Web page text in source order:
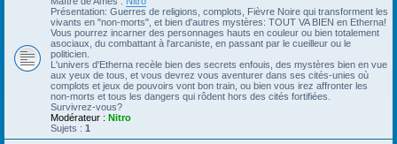
Présentation: Guerres de religions, complots, Fièvre Noire qui transforment les
vivants en "non-morts", et bien d'autres mystères: TOUT VA BIEN en Etherna!
Vous pourrez incarner des personnages hauts en couleur ou bien totalement
asociaux, du combattant à l'arcaniste, en passant par le cueilleur ou le
politicien.
L'univers d'Etherna recèle bien des secrets enfouis, des mystères bien en vue
aux yeux de tous, et vous devrez vous aventurer dans ses cités-unies où
complots et jeux de pouvoirs vont bon train, ou bien vous irez affronter les
non-morts et tous les dangers qui rôdent hors des cités fortifiées.
Survivrez-vous?
Modérateur : Nitro
Sujets : 1